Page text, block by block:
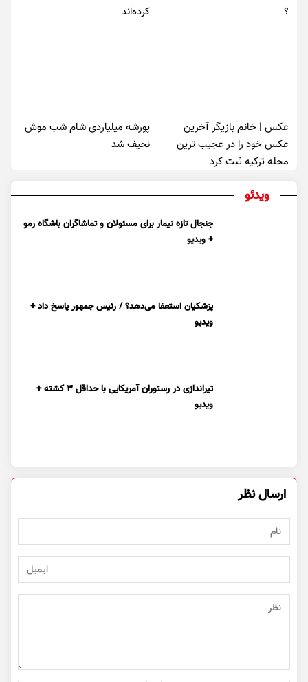
؟
کرده‌اند
عکس | خانم بازیگر آخرین
عکس خود را در عجیب ترین
محله ترکیه ثبت کرد
پورشه میلیاردی شام شب موش‌
نحیف شد
ویدئو
جنجال تازه نیمار برای مسئولان و تماشاگران باشگاه رمو
+ ویدیو
پزشکیان استعفا می‌دهد؟ / رئیس جمهور پاسخ داد +
ویدیو
تیراندازی در رستوران آمریکایی با حداقل ۳ کشته +
ویدیو
ارسال نظر